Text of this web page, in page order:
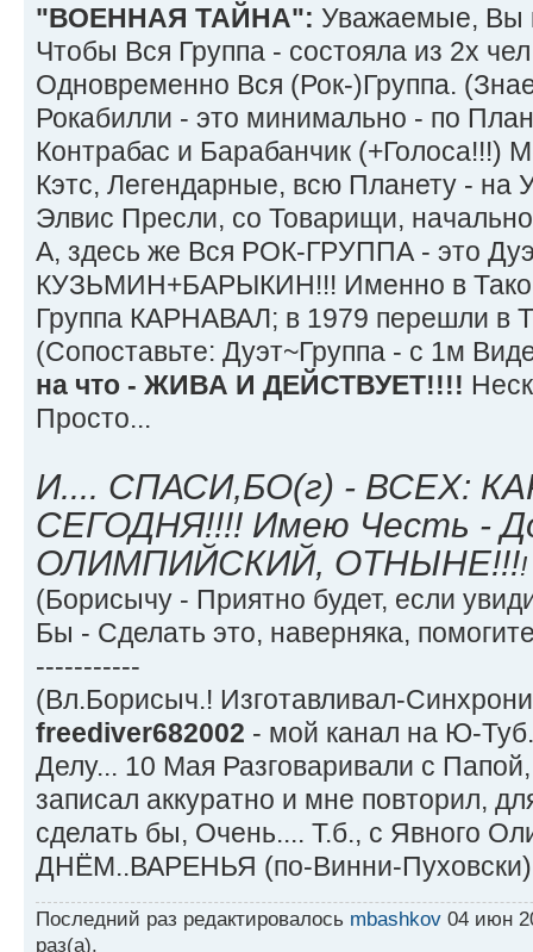
"ВОЕННАЯ ТАЙНА": Уважаемые, Вы
Чтобы Вся Группа - состояла из 2х
Одновременно Вся (Рок-)Группа.
Рокабилли - это минимально - по
Контрабас и Барабанчик (+Голоса!!!)
Кэтс, Легендарные, всю Планету - на
Элвис Пресли, со Товарищи,
А, здесь же Вся РОК-ГРУППА - это
КУЗЬМИН+БАРЫКИН!!! Именно в
Группа КАРНАВАЛ; в 1979 перешли в
(Сопоставьте: Дуэт~Группа - с 1м
на что - ЖИВА И ДЕЙСТВУЕТ!!!!
Просто...
И.... СПАСИ,БО(г) - ВСЕХ:
СЕГОДНЯ!!!! Имею Честь -
ОЛИМПИЙСКИЙ, ОТНЫНЕ!!!!
(Борисычу - Приятно будет, если
Бы - Сделать это, наверняка,
-----------
(Вл.Борисыч.! Изготавливал-
freediver682002 - мой канал на Ю-
Делу... 10 Мая Разговаривали с
записал аккуратно и мне повторил,
сделать бы, Очень.... Т.б., с Явного
ДНЁМ..ВАРЕНЬЯ (по-Винни-
Последний раз редактировалось mbashkov 04 июн
раз(а).